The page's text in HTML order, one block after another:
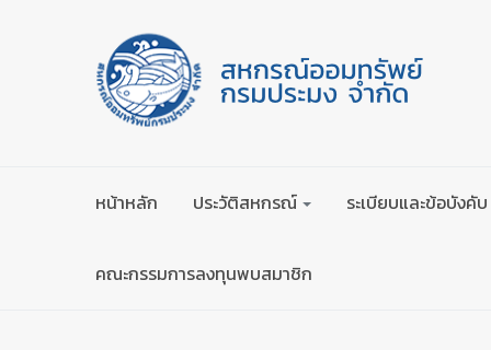
หน้าหลัก ประวัติสหกรณ์ ระเบียบและข้อบังคับ
คณะกรรมการลงทุนพบสมาชิก